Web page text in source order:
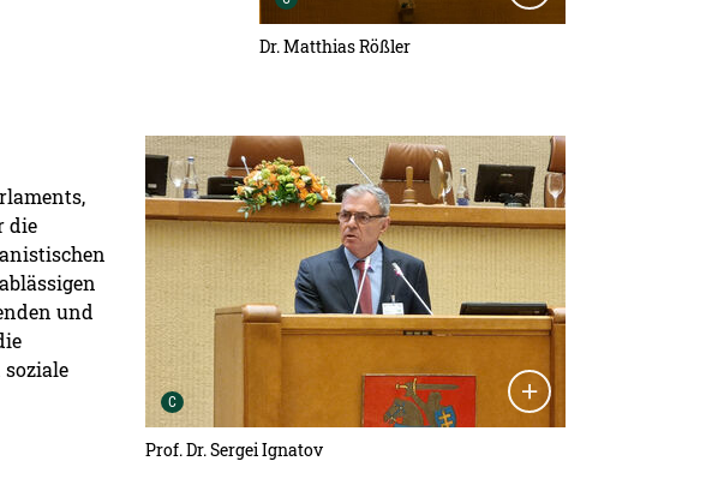
Dr. Matthias Rößler
Detailansicht öffnen:
C
Prof. Dr. Sergei Ignatov
die
und